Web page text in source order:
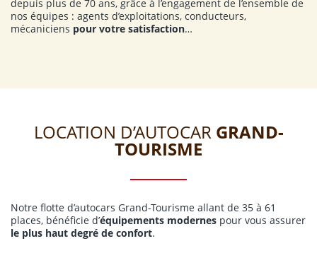
depuis plus de 70 ans, grâce à l’engagement de l’ensemble de
nos équipes : agents d’exploitations, conducteurs,
mécaniciens pour votre satisfaction…
LOCATION D’AUTOCAR GRAND-
TOURISME
Notre flotte d’autocars Grand-Tourisme allant de 35 à 61
places, bénéficie d’équipements modernes pour vous assurer
le plus haut degré de confort.